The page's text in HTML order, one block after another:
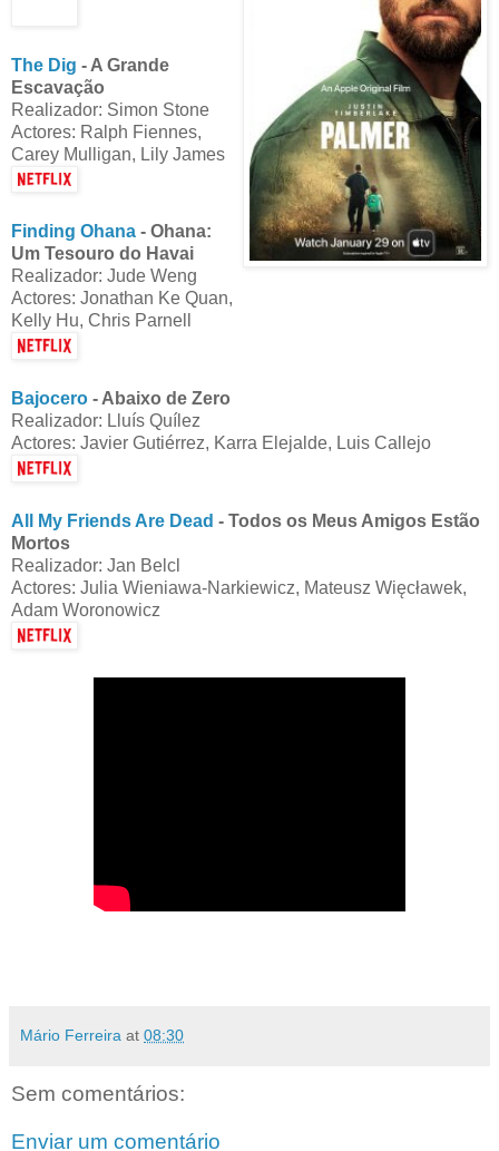
The Dig - A Grande
Escavação
Realizador: Simon Stone
Actores: Ralph Fiennes,
Carey Mulligan, Lily James
Finding Ohana - Ohana:
Um Tesouro do Havai
Realizador: Jude Weng
Actores: Jonathan Ke Quan,
Kelly Hu, Chris Parnell
Bajocero - Abaixo de Zero
Realizador: Lluís Quílez
Actores: Javier Gutiérrez, Karra Elejalde, Luis Callejo
All My Friends Are Dead - Todos os Meus Amigos Estão
Mortos
Realizador: Jan Belcl
Actores: Julia Wieniawa-Narkiewicz, Mateusz Więcławek,
Adam Woronowicz
Mário Ferreira at 08:30
Sem comentários:
Enviar um comentário